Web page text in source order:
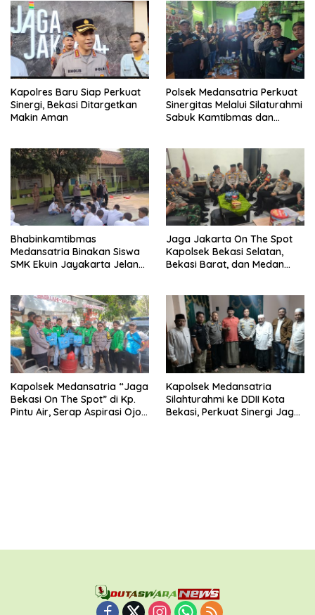
Kapolres Baru Siap Perkuat
Sinergi, Bekasi Ditargetkan
Makin Aman
Polsek Medansatria Perkuat
Sinergitas Melalui Silaturahmi
Sabuk Kamtibmas dan
Bhabinkamtibmas
Medansatria Binakan Siswa
SMK Ekuin Jayakarta Jelang
Jaga Jakarta On The Spot
Kapolsek Bekasi Selatan,
Bekasi Barat, dan Medan
ke Koramil 01 Kranji
Kapolsek Medansatria “Jaga
Bekasi On The Spot” di Kp.
Pintu Air, Serap Aspirasi Ojol
Kapolsek Medansatria
Silahturahmi ke DDII Kota
Bekasi, Perkuat Sinergi Jaga